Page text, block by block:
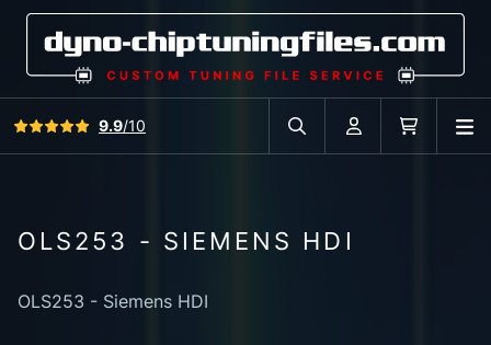
Bekijk alle reviews
9.9/10
Zoek in autodatabase
Account
OLS253 - SIEMENS HDI
OLS253 - Siemens HDI